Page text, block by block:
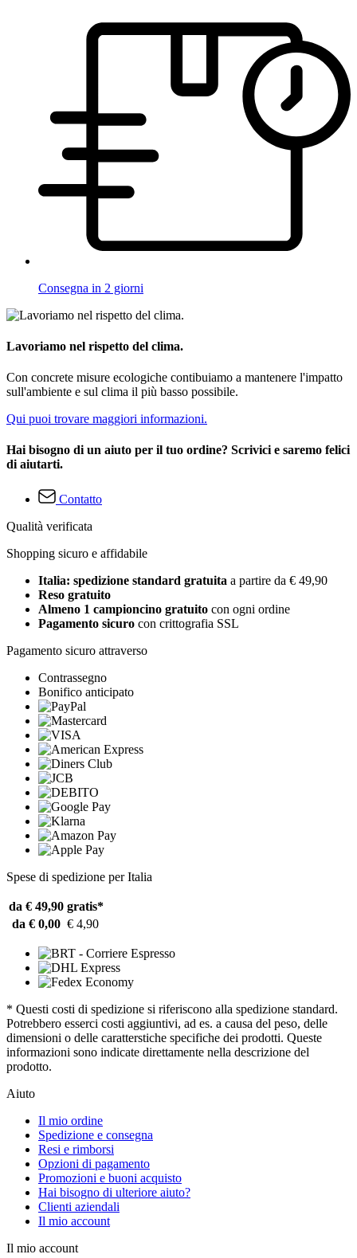
Consegna in 2 giorni
Lavoriamo nel rispetto del clima.
Con concrete misure ecologiche contibuiamo a mantenere l'impatto
sull'ambiente e sul clima il più basso possibile.
Qui puoi trovare maggiori informazioni.
Hai bisogno di un aiuto per il tuo ordine? Scrivici e saremo felici
di aiutarti.
Contatto
Qualità verificata
Shopping sicuro e affidabile
Italia: spedizione standard gratuita a partire da € 49,90
Reso gratuito
Almeno 1 campioncino gratuito con ogni ordine
Pagamento sicuro con crittografia SSL
Pagamento sicuro attraverso
Contrassegno
Bonifico anticipato
Spese di spedizione per Italia
da € 49,90 gratis*
da € 0,00 € 4,90
* Questi costi di spedizione si riferiscono alla spedizione standard.
Potrebbero esserci costi aggiuntivi, ad es. a causa del peso, delle
dimensioni o delle caratterstiche specifiche dei prodotti. Queste
informazioni sono indicate direttamente nella descrizione del
prodotto.
Aiuto
Il mio ordine
Spedizione e consegna
Resi e rimborsi
Opzioni di pagamento
Promozioni e buoni acquisto
Hai bisogno di ulteriore aiuto?
Clienti aziendali
Il mio account
Il mio account